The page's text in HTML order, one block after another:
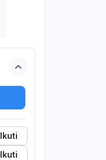
Ikuti
Ikuti